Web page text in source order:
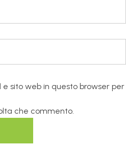
e sito web in questo browser per
che commento.